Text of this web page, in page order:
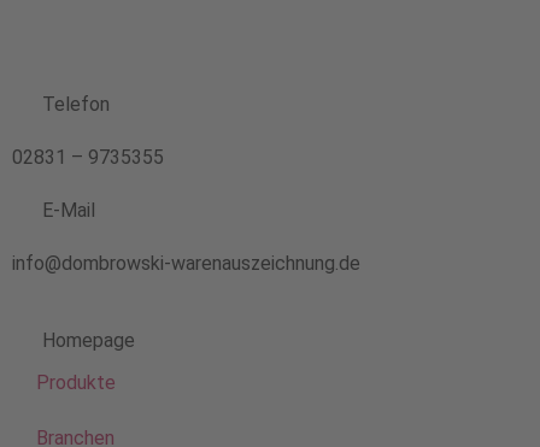
Telefon
02831 – 9735355
E-Mail
info@dombrowski-warenauszeichnung.de
Homepage
Produkte
Branchen